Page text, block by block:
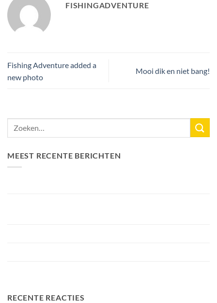
FISHINGADVENTURE
Fishing Adventure added a
new photo
Mooi dik en niet bang!
MEEST RECENTE BERICHTEN
RECENTE REACTIES